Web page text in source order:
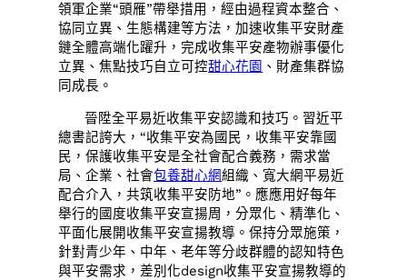
領軍企業“頭雁”帶舉措用，經由過程資本整合、
協同立異、生態構建等方法，加速收集平安財產
鏈全體高端化躍升，完成收集平安產物辦事優化
立異、焦點技巧自立可控甜心花園 、財產集群協
同成長。
晉陞全平易近收集平安認識和技巧。習近平
總書記誇大，“收集平安為國民，收集平安靠國
民，保護收集平安是全社會配合義務，需求當
局、企業、社會包養甜心網組織、寬大網平易近
配合介入，共筑收集平安防地”。應應用好每年
舉行的國度收集平安宣揚周，分眾化、精準化、
平面化展開收集平安宣揚教導。保持分眾施策，
針對青少年、中年、老年等分歧群體的認知特色
與平安需求，差別化design收集平安宣揚教導的